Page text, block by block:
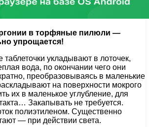
в торфяные пилюли —
упрощается!
укладывают в лоточек,
вода, по окончании чего они
преобразовываясь в маленькие
на поверхности мокрого
их в маленькое углубление, для
Закапывать не требуется.
полиэтиленом. Существенно
— при действии света.